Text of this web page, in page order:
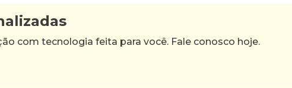
com tecnologia feita para você. Fale conosco hoje.